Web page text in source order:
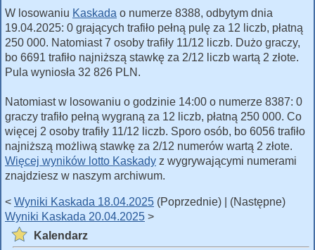
W losowaniu Kaskada o numerze 8388, odbytym dnia
19.04.2025: 0 grających trafiło pełną pulę za 12 liczb, płatną
250 000. Natomiast 7 osoby trafiły 11/12 liczb. Dużo graczy,
bo 6691 trafiło najniższą stawkę za 2/12 liczb wartą 2 złote.
Pula wyniosła 32 826 PLN.
Natomiast w losowaniu o godzinie 14:00 o numerze 8387: 0
graczy trafiło pełną wygraną za 12 liczb, płatną 250 000. Co
więcej 2 osoby trafiły 11/12 liczb. Sporo osób, bo 6056 trafiło
najniższą możliwą stawkę za 2/12 numerów wartą 2 złote.
Więcej wyników lotto Kaskady z wygrywającymi numerami
znajdziesz w naszym archiwum.
< Wyniki Kaskada 18.04.2025 (Poprzednie) | (Następne)
Wyniki Kaskada 20.04.2025 >
Kalendarz